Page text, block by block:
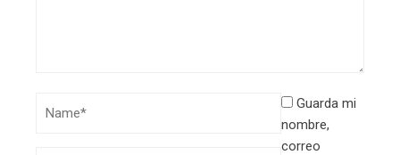
Guarda mi
nombre,
correo